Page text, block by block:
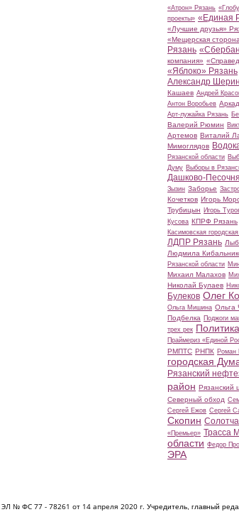
«Атрон» Рязань
проекты» «Единая
«Лучшие друзья»
«Мещерская
Рязань
компания»
«Яблоко» Рязань
Александр Шерин
Кашаев Андрей
Антон Воробьев
Арт-лужайка Рязань
Валерий Рюмин
Артемов Виталий
Мимоглядов
Рязанской области
Думу Выборы в
Дашково-Песочня
Зызин Заборье
Кочетков Игорь
Трубицын Игорь
Кусова КПРФ Рязань
Касимовская
ЛДПР Рязань
Людмила
Рязанской области
Михаил Малахов
Николай Булаев
Булеков Олег
Ольга Мишина Ольга
Подбелка Поджоги
трех рек
Праймериз «Единой
РМПТС РНПК Роман
городская
Рязанский
район Рязанский
Северный обход
Сергей Ежов Сергей
Скопин Солотча
«Премьер» Трасса
области Федор
ЭРА
ЭЛ № ФС 77 - 78261 от 14 апреля 2020 г. Учредитель, главный